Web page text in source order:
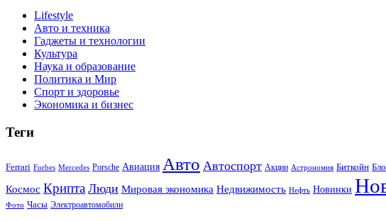
Lifestyle
Авто и техника
Гаджеты и технологии
Культура
Наука и образование
Политика и Мир
Спорт и здоровье
Экономика и бизнес
Теги
Ferrari Forbes Mercedes Porsche Авиация Авто Автоспорт Акции Астрономия Биткойн
Космос Крипта Люди Мировая экономика Недвижимость Нефть Новинки
Фото Часы Электроавтомобили